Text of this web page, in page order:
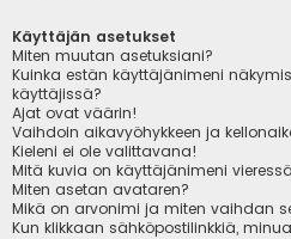
Käyttäjän asetukset
Miten muutan asetuksiani?
Kuinka estän käyttäjänimeni
käyttäjissä?
Ajat ovat väärin!
Vaihdoin aikavyöhykkeen ja
Kieleni ei ole valittavana!
Mitä kuvia on käyttäjänimeni
Miten asetan avataren?
Mikä on arvonimi ja miten vaihdan
Kun klikkaan sähköpostilinkkiä,